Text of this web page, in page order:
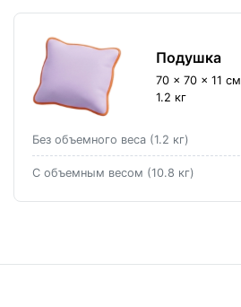
Подушка
70 × 70 × 11 см
1.2 кг
Без объемного веса (1.2 кг)
С объемным весом (10.8 кг)